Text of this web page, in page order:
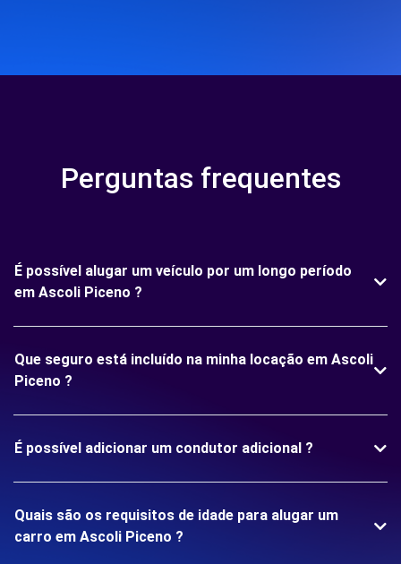
Perguntas frequentes
É possível alugar um veículo por um longo período
em Ascoli Piceno ?
Que seguro está incluído na minha locação em Ascoli
Piceno ?
É possível adicionar um condutor adicional ?
Quais são os requisitos de idade para alugar um
carro em Ascoli Piceno ?